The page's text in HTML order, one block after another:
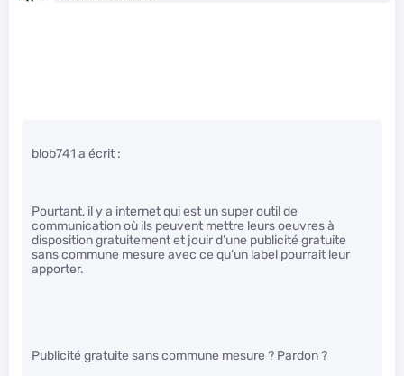
blob741 a écrit :
Pourtant, il y a internet qui est un super outil de
communication où ils peuvent mettre leurs oeuvres à
disposition gratuitement et jouir d’une publicité gratuite
sans commune mesure avec ce qu’un label pourrait leur
apporter.
Publicité gratuite sans commune mesure ? Pardon ?